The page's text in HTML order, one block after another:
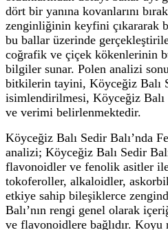
dört bir yanına kovanlarını
zenginliğinin keyfini çıkararak
bu ballar üzerinde
coğrafik ve çiçek kökenlerinin
bilgiler sunar. Polen analizi
bitkilerin tayini, Köyceğiz Balı
isimlendirilmesi, Köyceğiz Balı
ve verimi belirlenmektedir.
Köyceğiz Balı Sedir Balı’nda
analizi; Köyceğiz Balı Sedir
flavonoidler ve fenolik asitler ile
tokoferoller, alkaloidler,
etkiye sahip bileşiklerce
Balı’nın rengi genel olarak
ve flavonoidlere bağlıdır.